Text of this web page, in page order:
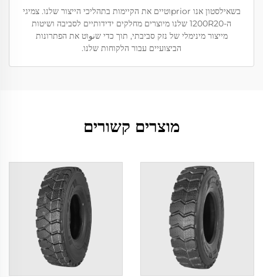
בשאילסטון אנו priorוטיים את הקיימות בתהליכי הייצור שלנו. צמיגי
ה-1200R20 שלנו מיוצרים מחלקים ידידותיים לסביבה ושיטות
מייצור מינימלי של נזק סביבתי, תוך כדי שنوוט את הפתרונות
הביצועיים עבור הלקוחות שלנו.
מוצרים קשורים